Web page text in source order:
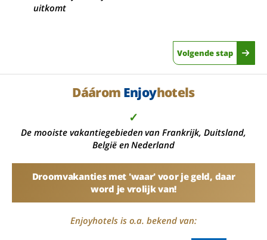
uitkomt
Volgende stap
Dáárom Enjoyhotels
✓
De mooiste vakantiegebieden van Frankrijk, Duitsland,
België en Nederland
Droomvakanties met 'waar' voor je geld, daar
word je vrolijk van!
Enjoyhotels is o.a. bekend van: